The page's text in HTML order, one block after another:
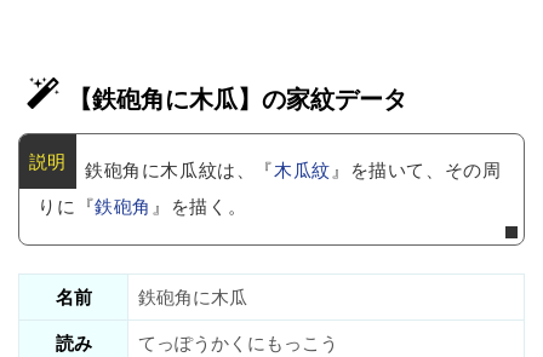
【鉄砲角に木瓜】の家紋データ
鉄砲角に木瓜紋は、『木瓜紋』を描いて、その周
りに『鉄砲角』を描く。
名前
鉄砲角に木瓜
読み
てっぽうかくにもっこう